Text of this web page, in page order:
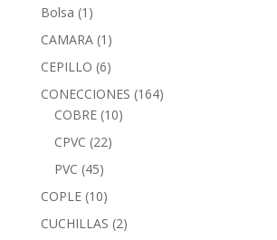
Bolsa (1)
CAMARA (1)
CEPILLO (6)
CONECCIONES (164)
COBRE (10)
CPVC (22)
PVC (45)
COPLE (10)
CUCHILLAS (2)